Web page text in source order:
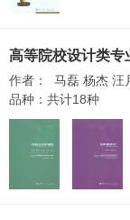
高等院校设计类专
作者： 马磊 杨杰 汪
品种：共计18种